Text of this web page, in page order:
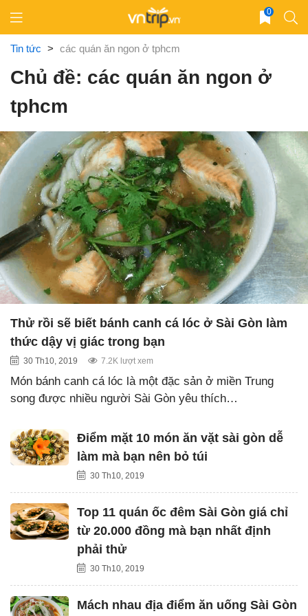
content
0
Tin tức > các quán ăn ngon ở tphcm
Chủ đề: các quán ăn ngon ở
tphcm
Thử rồi sẽ biết bánh canh cá lóc ở Sài Gòn làm
thức dậy vị giác trong bạn
30 Th10, 2019 7.2K lượt xem
Món bánh canh cá lóc là một đặc sản ở miền Trung
song được nhiều người Sài Gòn yêu thích…
Điểm mặt 10 món ăn vặt sài gòn dễ
làm mà bạn nên bỏ túi
30 Th10, 2019
Top 11 quán ốc đêm Sài Gòn giá chỉ
từ 20.000 đồng mà bạn nhất định
phải thử
30 Th10, 2019
Mách nhau địa điểm ăn uống Sài Gòn